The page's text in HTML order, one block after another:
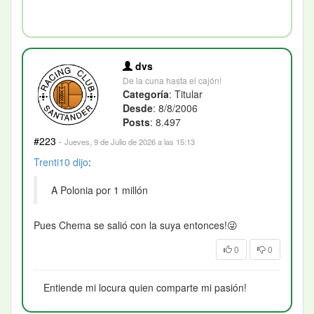
dvs
De la cuna hasta el cajón!
Categoría: Titular
Desde: 8/8/2006
Posts: 8.497
#223 · Jueves, 9 de Julio de 2026 a las 15:13
Trenti10 dijo:
A Polonia por 1 millón
Pues Chema se salió con la suya entonces!😜
0 0
Entiende mi locura quien comparte mi pasión!